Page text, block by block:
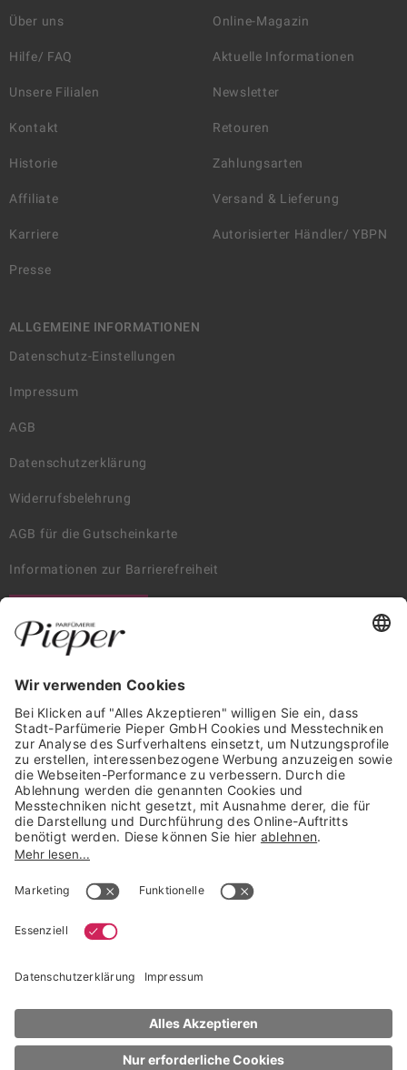
Über uns
Hilfe/ FAQ
Unsere Filialen
Kontakt
Historie
Affiliate
Karriere
Presse
Online-Magazin
Aktuelle Informationen
Newsletter
Retouren
Zahlungsarten
Versand & Lieferung
Autorisierter Händler/ YBPN
ALLGEMEINE INFORMATIONEN
Datenschutz-Einstellungen
Impressum
AGB
Datenschutzerklärung
Widerrufsbelehrung
AGB für die Gutscheinkarte
Informationen zur Barrierefreiheit
Trusted Shops Mitglied seit 2010
* unverbindliche Preisempfehlung der Verbundgruppe beauty alliance
NACH OBEN